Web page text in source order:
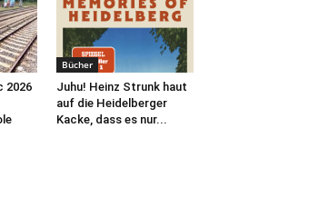
2026
Bücher
Juhu! Heinz Strunk haut
auf die Heidelberger
Kacke, dass es nur...